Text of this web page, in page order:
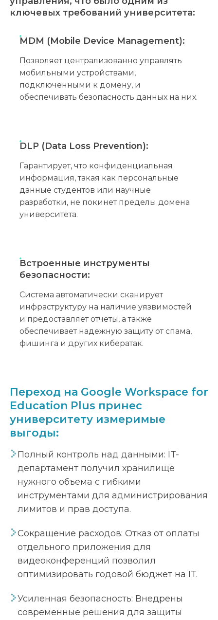
ключевых требований университета:
MDM (Mobile Device Management):
Позволяет централизованно управлять
мобильными устройствами,
подключенными к домену, и
обеспечивать безопасность данных на них.
DLP (Data Loss Prevention):
Гарантирует, что конфиденциальная
информация, такая как персональные
данные студентов или научные
разработки, не покинет пределы домена
университета.
Встроенные инструменты
безопасности:
Система автоматически сканирует
инфраструктуру на наличие уязвимостей
и предоставляет отчеты, а также
обеспечивает надежную защиту от спама,
фишинга и других кибератак.
Переход на Google Workspace for
Education Plus принес
университету измеримые
выгоды:
Полный контроль над данными: IT-
департамент получил хранилище
нужного объема с гибкими
инструментами для администрирования
лимитов и прав доступа.
Сокращение расходов: Отказ от оплаты
отдельного приложения для
видеоконференций позволил
оптимизировать годовой бюджет на IT.
Усиленная безопасность: Внедрены
современные решения для защиты